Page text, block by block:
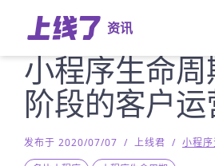
资讯
小程序生命
阶段的客户
发布于 2020/07/07 / 上线君 / 小程